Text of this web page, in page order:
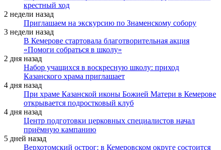
крестный ход
2 недели назад
Приглашаем на экскурсию по Знаменскому собору
3 недели назад
В Кемерове стартовала благотворительная акция
«Помоги собраться в школу»
2 дня назад
Набор учащихся в воскресную школу: приход
Казанского храма приглашает
4 дня назад
При храме Казанской иконы Божией Матери в Кемерове
открывается подростковый клуб
4 дня назад
Центр подготовки церковных специалистов начал
приёмную кампанию
5 дней назад
Верхотомский острог: в Кемеровском округе состоится